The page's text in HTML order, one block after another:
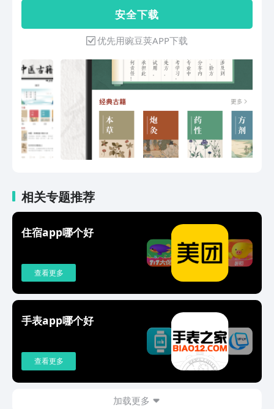
率、腿围等计算工具。 【养生计划】 提
供饮食计划，对自己的三餐实现营养素智
能提示，及不适宜食用的食物提示。提供
中医养生法，每日智能提供不同的导引方
法，达到保健功效。 【血压血糖记录】
可记录每日不同时段的血压血糖，支持添
加多人记录，图表形式分别过滤查看非标
准记录，血压可单次或多次记录取平均，
血糖可添加时记录饮食及运动。
了解本草药性的相生相克，经络脉搏的神
奇奥秘，炮灸方剂的现实应用；借鉴学习
名老中医的宝贵经验。这里收集了经络、
针灸、妇科、产科、儿科等多个常见分
类，方便养生爱好者、中医学习者、医学
生查阅使用。【健康百科】实时了解有关
健康养生的热门文章，紧跟养生热潮。
【养生保健】涵盖了对于五官四肢，风劳
虚损，疡疹痧痘等的一些常见保养知识。
【养生视频】保健知识、养生妙招、疾病
预防，尽在养生视频，让你轻松学习中
安 全 下 载
优先用豌豆荚APP下载
相关专题推荐
住宿app哪个好
查看更多
手表app哪个好
查看更多
加载更多